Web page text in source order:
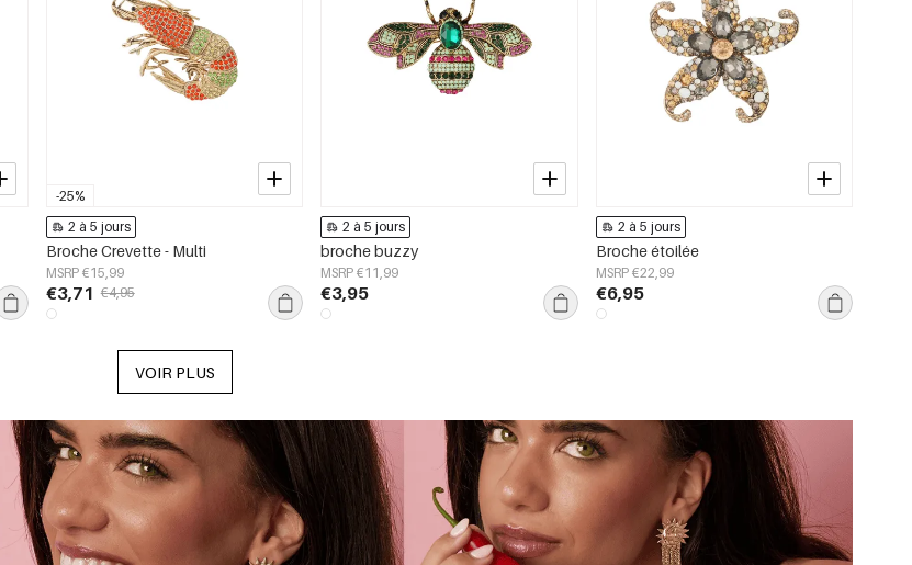
-25%
2 à 5 jours
Broche Crevette - Multi
MSRP €15,99
€3,71 €4,95
2 à 5 jours
broche buzzy
MSRP €11,99
€3,95
2 à 5 jours
Broche étoilée
MSRP €22,99
€6,95
VOIR PLUS